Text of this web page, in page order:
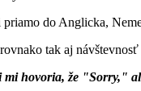
do Anglicka,
tak aj
hovoria, že "Sorry,"